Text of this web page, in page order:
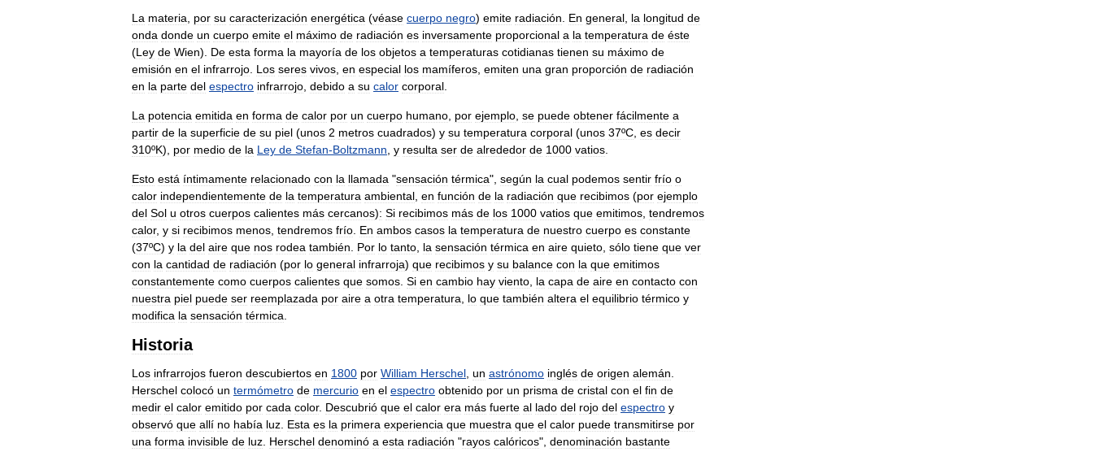
La materia por su caracterización energética (véase cuerpo negro) emite radiación En general la longitud de
onda donde un cuerpo emite el máximo de radiación es inversamente proporcional a la temperatura de éste
(Ley de Wien). De esta forma la mayoría de los objetos a temperaturas cotidianas tienen su máximo de
emisión en el infrarrojo Los seres vivos en especial los mamíferos emiten una gran proporción de radiación
en la parte del espectro infrarrojo debido a su calor corporal
La potencia emitida en forma de calor por un cuerpo humano por ejemplo se puede obtener fácilmente a
partir de la superficie de su piel (unos 2 metros cuadrados) y su temperatura corporal (unos 37ºC es decir
310ºK), por medio de la Ley de Stefan-Boltzmann y resulta ser de alrededor de 1000 vatios
Esto está íntimamente relacionado con la llamada "sensación térmica", según la cual podemos sentir frío o
calor independientemente de la temperatura ambiental en función de la radiación que recibimos (por ejemplo
del Sol u otros cuerpos calientes más cercanos): Si recibimos más de los 1000 vatios que emitimos tendremos
calor, y si recibimos menos tendremos frío En ambos casos la temperatura de nuestro cuerpo es constante
(37ºC) y la del aire que nos rodea también Por lo tanto la sensación térmica en aire quieto sólo tiene que ver
con la cantidad de radiación (por lo general infrarroja) que recibimos y su balance con la que emitimos
constantemente como cuerpos calientes que somos Si en cambio hay viento la capa de aire en contacto con
nuestra piel puede ser reemplazada por aire a otra temperatura lo que también altera el equilibrio térmico y
modifica la sensación térmica
Historia
Los infrarrojos fueron descubiertos en 1800 por William Herschel un astrónomo inglés de origen alemán
Herschel colocó un termómetro de mercurio en el espectro obtenido por un prisma de cristal con el fin de
medir el calor emitido por cada color. Descubrió que el calor era más fuerte al lado del rojo del espectro y
observó que allí no había luz Esta es la primera experiencia que muestra que el calor puede transmitirse por
una forma invisible de luz Herschel denominó a esta radiación "rayos calóricos", denominación bastante